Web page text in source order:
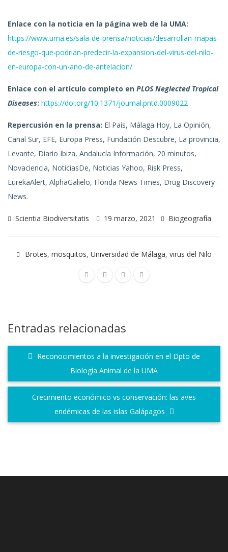
Enlace con la noticia en la página web de la UMA:
https://www.uma.es/sala-de-prensa/noticias/desarrollan-mapas-
de-riesgo-que-podrian-predecir-la-expansion-del-virus-del-nilo-
en-europa-con-un-ano-de-antelacion/
Enlace con el artículo completo en PLOS Neglected Tropical
Diseases: https://doi.org/10.1371/journal.pntd.0009022
Repercusión en la prensa: El País, Málaga Hoy, La Opinión,
Canal Sur, EFE, Europa Press, Fundación Descubre, La provincia,
Levante, Diario Ibiza, Andalucía Información, 20 minutos,
Novaciencia, NoticiasDe, Noticias Yahoo, Risk Press,
EurekaAlert, AlphaGalielo, Florida News Times, Drug Discovery
News.
Scientia Biodiversitatis 19 marzo, 2021 Biogeografía
Brotes, mosquitos, Universidad de Málaga, virus del Nilo
Entradas relacionadas
Reconocimientos a la investigación en el Dpto de
Biología Animal de la UMA
Crecimiento económico vs conservación: las aves
endémicas de las islas Galápagos